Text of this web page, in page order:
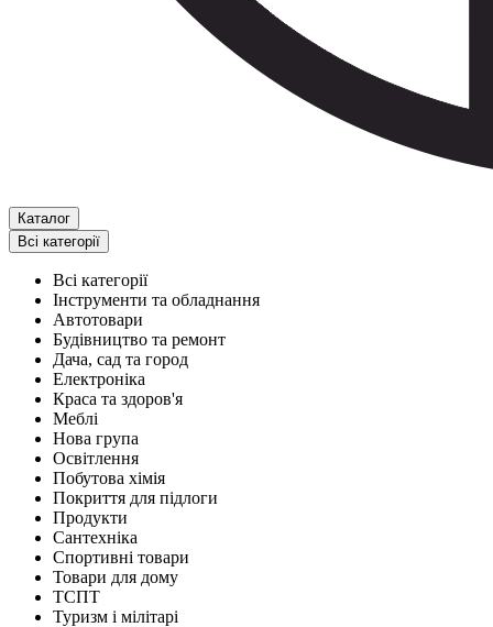
Каталог
Всі категорії
Всі категорії
Інструменти та обладнання
Автотовари
Будівництво та ремонт
Дача, сад та город
Електроніка
Краса та здоров'я
Меблі
Нова група
Освітлення
Побутова хімія
Покриття для підлоги
Продукти
Сантехніка
Спортивні товари
Товари для дому
ТСПТ
Туризм і мілітарі